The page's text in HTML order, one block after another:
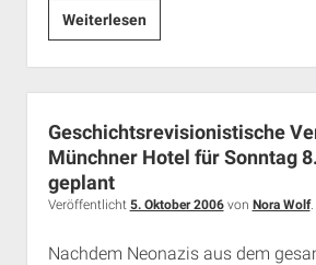
WeiterlesenStart
in
den
Kommunalwahlkampf:
Neonazi-
Großveranstaltung
NPD-
am
Geschichtsrevisionistische
Münchner Hotel für Sonntag
geplant
Veröffentlicht 5. Oktober 2006von Nora Wolf.
Nachdem Neonazis aus dem